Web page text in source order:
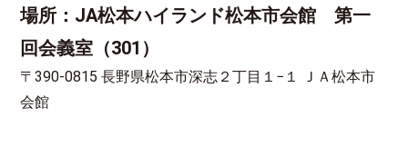
場所：JA松本ハイランド松本市会館 第一
回会義室（301）
〒390-0815 長野県松本市深志２丁目１−１ ＪＡ松本市
会館